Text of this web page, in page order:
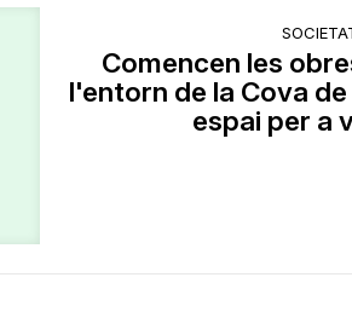
Comencen les
l'entorn de la Cova
espai per a